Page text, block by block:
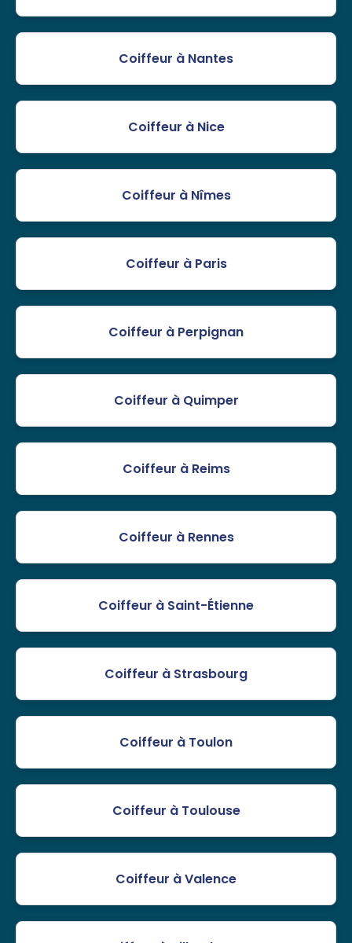
Coiffeur à Nantes
Coiffeur à Nice
Coiffeur à Nîmes
Coiffeur à Paris
Coiffeur à Perpignan
Coiffeur à Quimper
Coiffeur à Reims
Coiffeur à Rennes
Coiffeur à Saint-Étienne
Coiffeur à Strasbourg
Coiffeur à Toulon
Coiffeur à Toulouse
Coiffeur à Valence